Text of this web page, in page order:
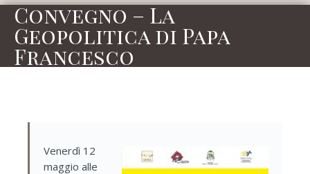
Convegno – La
Geopolitica di Papa
Francesco
Venerdì 12
maggio alle